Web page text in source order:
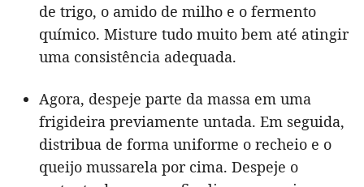
de trigo, o amido de milho e o fermento
químico. Misture tudo muito bem até atingir
uma consistência adequada.
Agora, despeje parte da massa em uma
frigideira previamente untada. Em seguida,
distribua de forma uniforme o recheio e o
queijo mussarela por cima. Despeje o